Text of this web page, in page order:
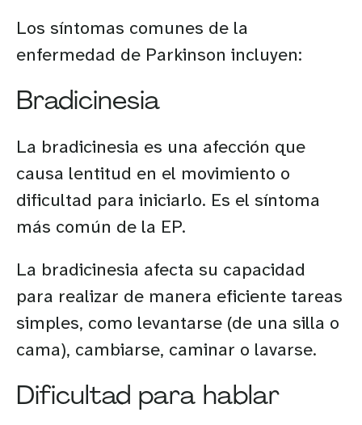
Los síntomas comunes de la
enfermedad de Parkinson incluyen:
Bradicinesia
La bradicinesia es una afección que
causa lentitud en el movimiento o
dificultad para iniciarlo. Es el síntoma
más común de la EP.
La bradicinesia afecta su capacidad
para realizar de manera eficiente tareas
simples, como levantarse (de una silla o
cama), cambiarse, caminar o lavarse.
Dificultad para hablar